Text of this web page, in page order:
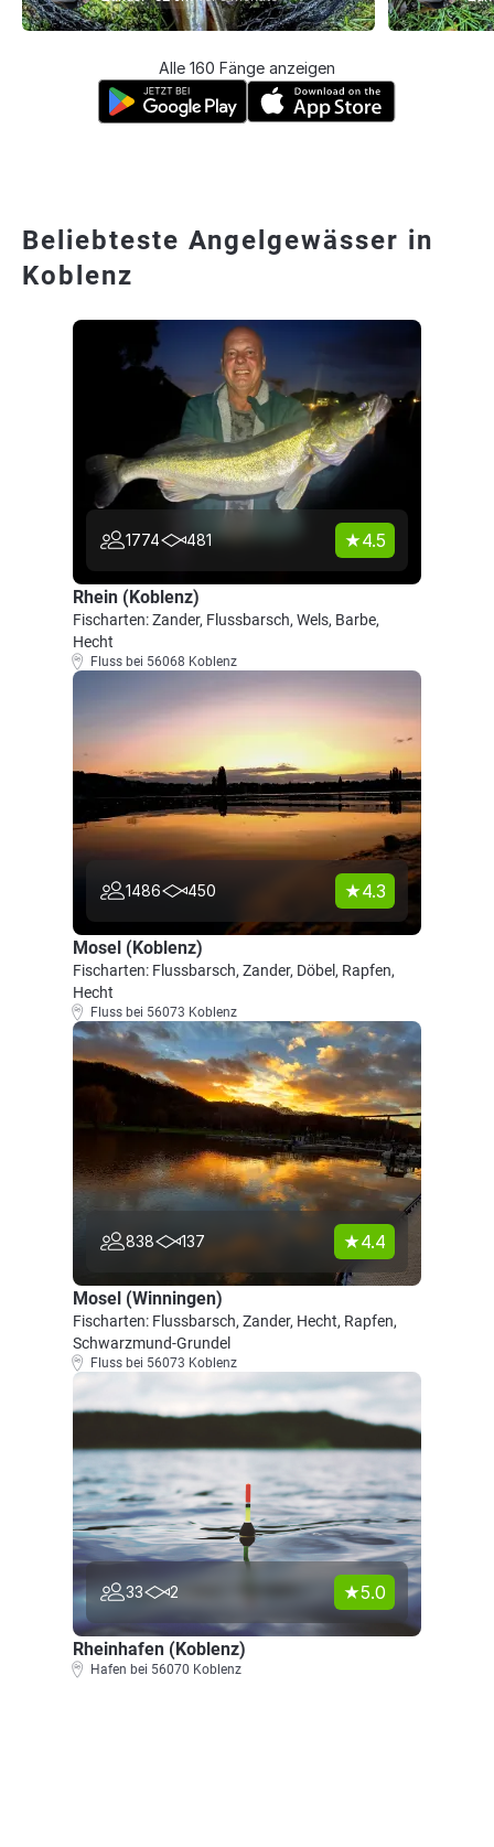
Alle 160 Fänge anzeigen
Beliebteste Angelgewässer in
Koblenz
1774 481 4.5
Rhein (Koblenz)
Fischarten: Zander, Flussbarsch, Wels, Barbe,
Hecht
Fluss bei 56068 Koblenz
1486 450 4.3
Mosel (Koblenz)
Fischarten: Flussbarsch, Zander, Döbel, Rapfen,
Hecht
Fluss bei 56073 Koblenz
838 137 4.4
Mosel (Winningen)
Fischarten: Flussbarsch, Zander, Hecht, Rapfen,
Schwarzmund-Grundel
Fluss bei 56073 Koblenz
33 2 5.0
Rheinhafen (Koblenz)
Hafen bei 56070 Koblenz